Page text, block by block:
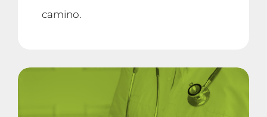
camino.